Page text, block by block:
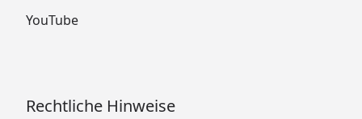
YouTube
Rechtliche Hinweise